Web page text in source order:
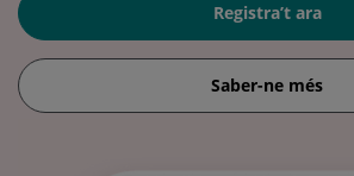
Registra’t ara
Saber-ne més